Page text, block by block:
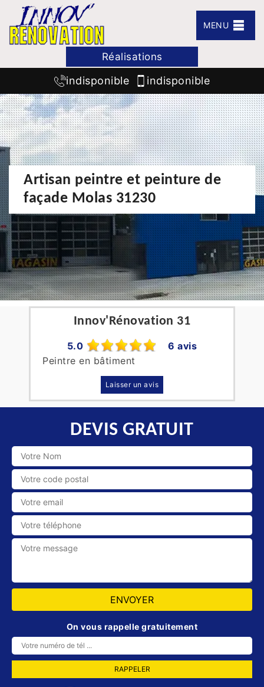
MENU
Réalisations
indisponible indisponible
Artisan peintre et peinture de
façade Molas 31230
Innov'Rénovation 31
5.0
6 avis
Peintre en bâtiment
Laisser un avis
DEVIS GRATUIT
On vous rappelle gratuitement